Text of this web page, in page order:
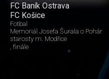
FC Baník Ostrava
FC Košice
Fotbal
Memoriál Josefa Šurala o Pohár
starosty m. Modřice
finále